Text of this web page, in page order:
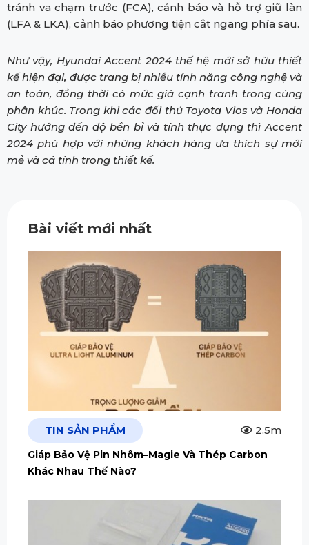
tránh va chạm trước (FCA), cảnh báo và hỗ trợ giữ làn
(LFA & LKA), cảnh báo phương tiện cắt ngang phía sau.
Như vậy, Hyundai Accent 2024 thế hệ mới sở hữu thiết
kế hiện đại, được trang bị nhiều tính năng công nghệ và
an toàn, đồng thời có mức giá cạnh tranh trong cùng
phân khúc. Trong khi các đối thủ Toyota Vios và Honda
City hướng đến độ bền bỉ và tính thực dụng thì Accent
2024 phù hợp với những khách hàng ưa thích sự mới
mẻ và cá tính trong thiết kế.
Bài viết mới nhất
TIN SẢN PHẨM 2.5m
Giáp Bảo Vệ Pin Nhôm–Magie Và Thép Carbon
Khác Nhau Thế Nào?